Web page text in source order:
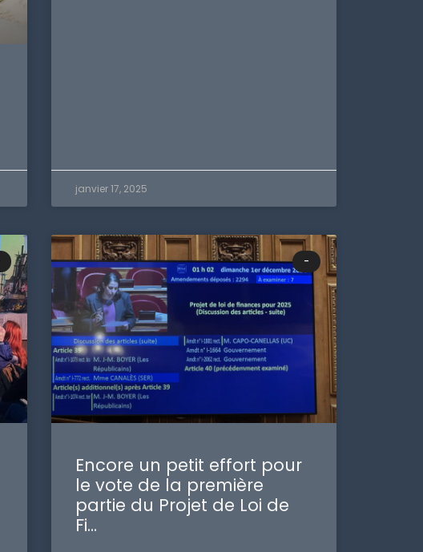
janvier 17, 2025
-
Encore un petit effort pour
le vote de la première
partie du Projet de Loi de
Fi…